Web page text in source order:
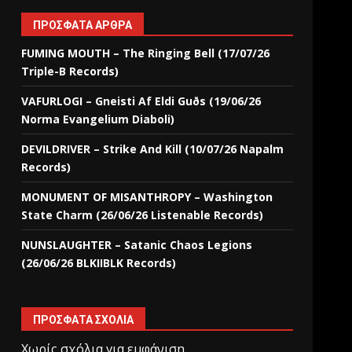
ΠΡΌΣΦΑΤΑ ΆΡΘΡΑ
FUMING MOUTH – The Ringing Bell (17/07/26
Triple-B Records)
VAFURLOGI – Gneisti Af Eldi Guðs (19/06/26
Norma Evangelium Diaboli)
DEVILDRIVER – Strike And Kill (10/07/26 Napalm
Records)
MONUMENT OF MISANTHROPY – Washington
State Charm (26/06/26 Listenable Records)
NUNSLAUGHTER – Satanic Chaos Legions
(26/06/26 BLKIIBLK Records)
ΠΡΌΣΦΑΤΑ ΣΧΌΛΙΑ